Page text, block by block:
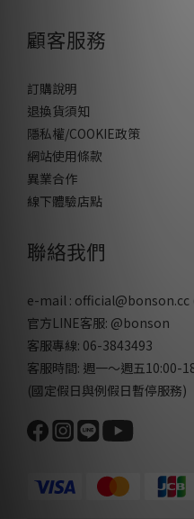
顧客服務
訂購說明
退換貨須知
隱私權/COOKIE政策
網站使用條款
異業合作
線下體驗店點
聯絡我們
e-mail : official@bonson.cc
官方LINE客服: @bonson
客服專線: 06-3843493
客服時間: 週一～週五10:00-
(國定假日與例假日暫停服務)